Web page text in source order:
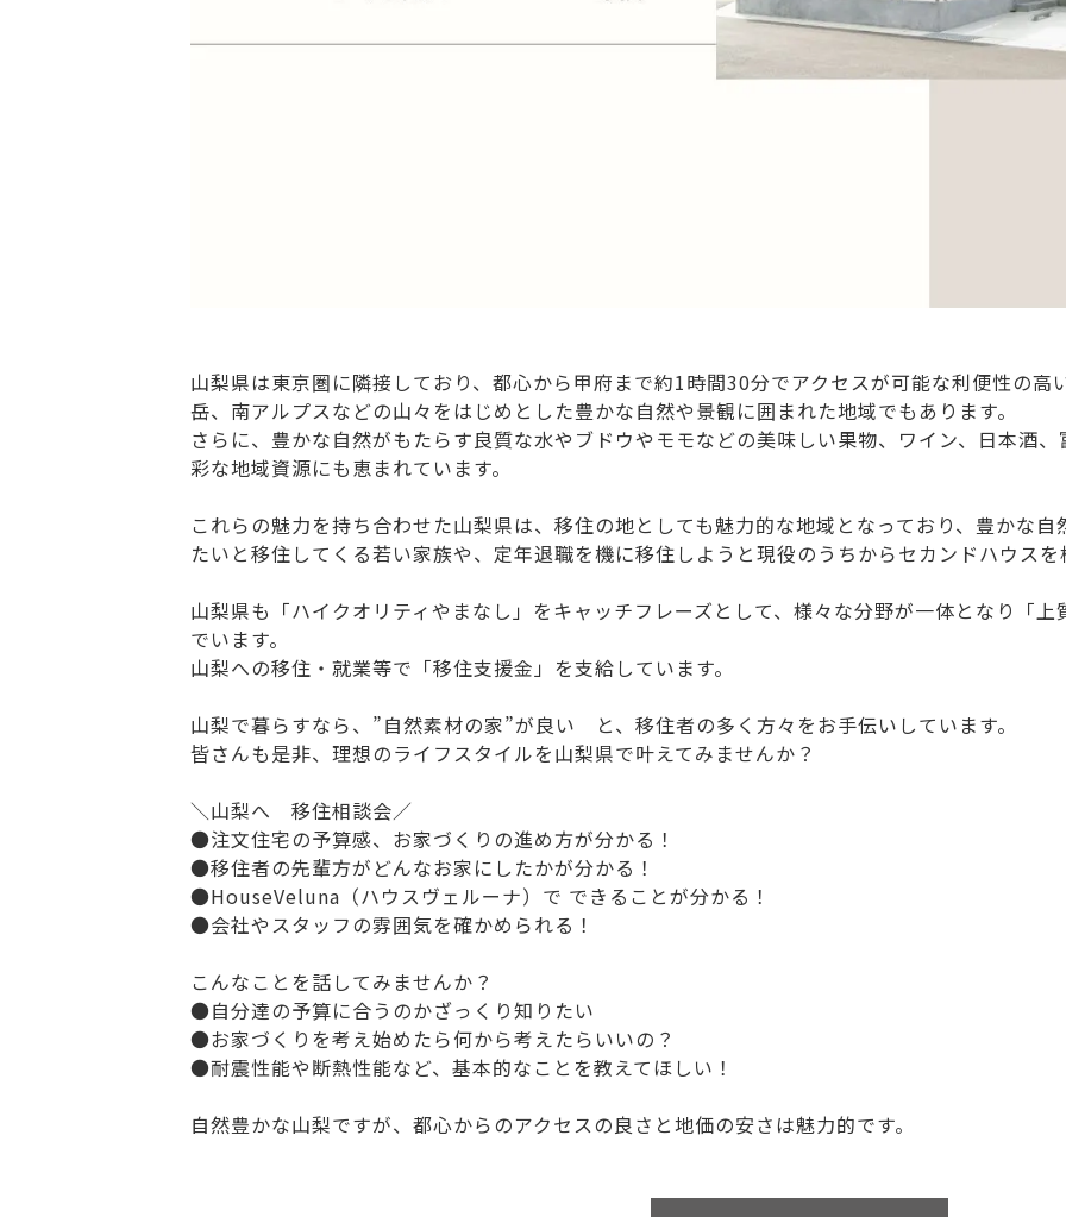
山梨県は東京圏に隣接しており、都心から甲府まで約1時間30分でアクセスが可能な利便性の高
岳、南アルプスなどの山々をはじめとした豊かな自然や景観に囲まれた地域でもあります。
さらに、豊かな自然がもたらす良質な水やブドウやモモなどの美味しい果物、ワイン、日本酒
彩な地域資源にも恵まれています。
これらの魅力を持ち合わせた山梨県は、移住の地としても魅力的な地域となっており、豊かな
たいと移住してくる若い家族や、定年退職を機に移住しようと現役のうちからセカンドハウス
山梨県も「ハイクオリティやまなし」をキャッチフレーズとして、様々な分野が一体となり「
でいます。
山梨への移住・就業等で「移住支援金」を支給しています。
山梨で暮らすなら、”自然素材の家”が良い と、移住者の多く方々をお手伝いしています。
皆さんも是非、理想のライフスタイルを山梨県で叶えてみませんか？
＼山梨へ 移住相談会／
●注文住宅の予算感、お家づくりの進め方が分かる！
●移住者の先輩方がどんなお家にしたかが分かる！
●HouseVeluna（ハウスヴェルーナ）で できることが分かる！
●会社やスタッフの雰囲気を確かめられる！
こんなことを話してみませんか？
●自分達の予算に合うのかざっくり知りたい
●お家づくりを考え始めたら何から考えたらいいの？
●耐震性能や断熱性能など、基本的なことを教えてほしい！
自然豊かな山梨ですが、都心からのアクセスの良さと地価の安さは魅力的です。